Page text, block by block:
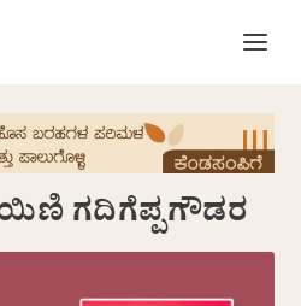
ಗದಿಗೆಪ್ಪಗೌಡರ